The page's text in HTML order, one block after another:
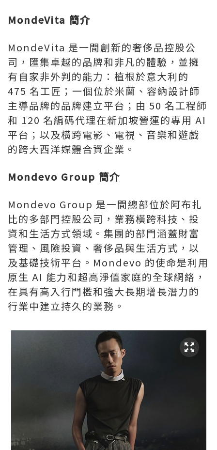
MondeVita 簡介
MondeVita 是一間創新的奢侈品控股公
司，匯集卓越的品牌和非凡的體驗，並擁
有自家非外判的能力：植根於意大利的
475 名工匠；一個位於米蘭、容納設計師
主導品牌的品牌建立平台；由 50 名工程師
和 120 名編碼代理在新加坡營運的專用 AI
平台；以及橫跨電影、電視、音樂和遊戲
的跨大西洋媒體合資企業。
Mondevo Group 簡介
Mondevo Group 是一間總部位於阿布扎
比的多部門控股公司，業務橫跨科技、投
資和生活方式領域。集團的部門涵蓋財富
管理、風險投資、奢侈品與生活方式，以
及基礎技術平台。Mondevo 的使命是利用
原生 AI 能力和超高淨值家庭的全球網絡，
在具有高入行門檻和強大長期增長潛力的
行業中建立持久的業務。